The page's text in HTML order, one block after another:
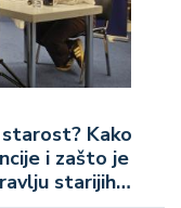
Kako
i zašto je
starijih